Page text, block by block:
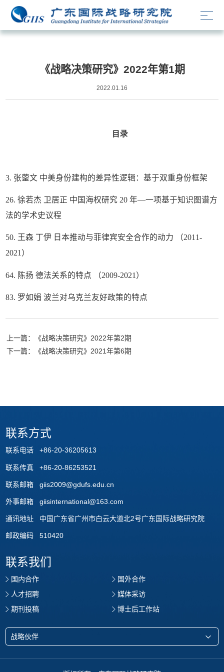
战略决策研究
《战略决策研究》2022年第1期
2022.01.16
目录
3. 张蓥文 中美身份建构的差异性逻辑：基于双重身份框架
26. 徐若杰 卫居正 中国海权研究 20 年—一项基于知识图谱方
法的学术史议程
50. 王森 丁伊 日本推动与菲律宾安全合作的动力 （2011-
2021）
64. 陈扬 德法关系的特点 （2009-2021）
83. 罗如娟 波兰对乌克兰友好政策的特点
上一篇：《战略决策研究》2022年第2期
下一篇：《战略决策研究》2021年第6期
联系方式
联系电话 +86-20-36205613
联系传真 +86-20-86253521
联系邮箱 giis2009@gdufs.edu.cn
外事邮箱 giisinternational@163.com
通讯地址 中国广东省广州市白云大道北2号广东国际战略研究院
邮政编码 510420
联系我们
国内合作
国外合作
人才招聘
媒体采访
期刊投稿
博士后工作站
战略伙伴